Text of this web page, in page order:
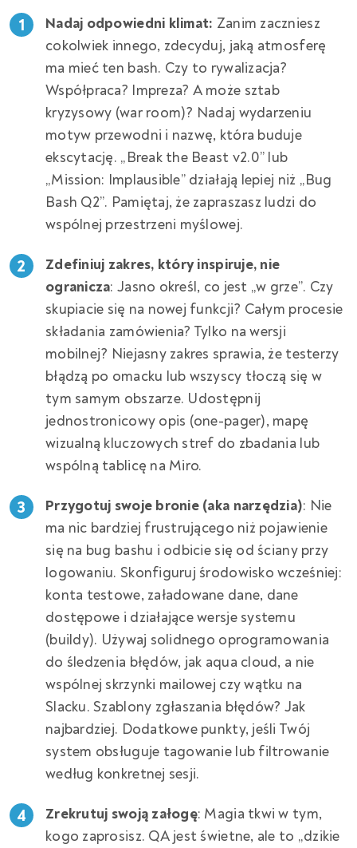
Nadaj odpowiedni klimat: Zanim zaczniesz
cokolwiek innego, zdecyduj, jaką atmosferę
ma mieć ten bash. Czy to rywalizacja?
Współpraca? Impreza? A może sztab
kryzysowy (war room)? Nadaj wydarzeniu
motyw przewodni i nazwę, która buduje
ekscytację. „Break the Beast v2.0” lub
„Mission: Implausible” działają lepiej niż „Bug
Bash Q2”. Pamiętaj, że zapraszasz ludzi do
wspólnej przestrzeni myślowej.
Zdefiniuj zakres, który inspiruje, nie
ogranicza: Jasno określ, co jest „w grze”. Czy
skupiacie się na nowej funkcji? Całym procesie
składania zamówienia? Tylko na wersji
mobilnej? Niejasny zakres sprawia, że testerzy
błądzą po omacku lub wszyscy tłoczą się w
tym samym obszarze. Udostępnij
jednostronicowy opis (one-pager), mapę
wizualną kluczowych stref do zbadania lub
wspólną tablicę na Miro.
Przygotuj swoje bronie (aka narzędzia): Nie
ma nic bardziej frustrującego niż pojawienie
się na bug bashu i odbicie się od ściany przy
logowaniu. Skonfiguruj środowisko wcześniej:
konta testowe, załadowane dane, dane
dostępowe i działające wersje systemu
(buildy). Używaj solidnego oprogramowania
do śledzenia błędów, jak aqua cloud, a nie
wspólnej skrzynki mailowej czy wątku na
Slacku. Szablony zgłaszania błędów? Jak
najbardziej. Dodatkowe punkty, jeśli Twój
system obsługuje tagowanie lub filtrowanie
według konkretnej sesji.
Zrekrutuj swoją załogę: Magia tkwi w tym,
kogo zaprosisz. QA jest świetne, ale to „dzikie